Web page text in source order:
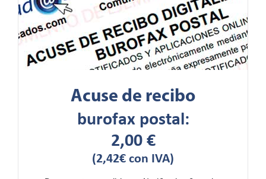
Acuse de recibo
burofax postal:
2,00€
(2,42€ con IVA)